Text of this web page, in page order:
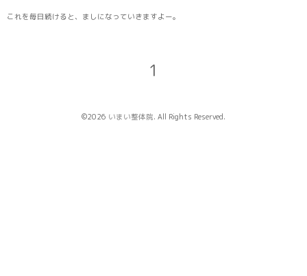
これを毎日続けると、ましになっていきますよー。
1
©2026 いまい整体院. All Rights Reserved.